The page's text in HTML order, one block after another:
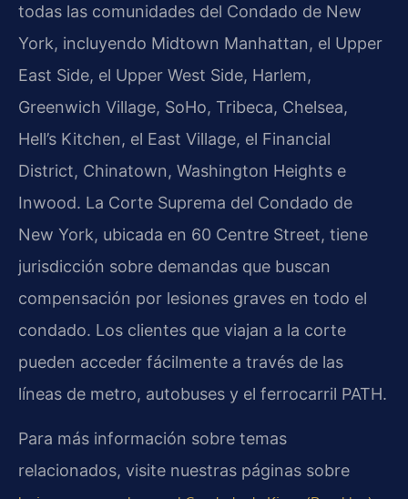
todas las comunidades del Condado de New
York, incluyendo Midtown Manhattan, el Upper
East Side, el Upper West Side, Harlem,
Greenwich Village, SoHo, Tribeca, Chelsea,
Hell’s Kitchen, el East Village, el Financial
District, Chinatown, Washington Heights e
Inwood. La Corte Suprema del Condado de
New York, ubicada en 60 Centre Street, tiene
jurisdicción sobre demandas que buscan
compensación por lesiones graves en todo el
condado. Los clientes que viajan a la corte
pueden acceder fácilmente a través de las
líneas de metro, autobuses y el ferrocarril PATH.
Para más información sobre temas
relacionados, visite nuestras páginas sobre